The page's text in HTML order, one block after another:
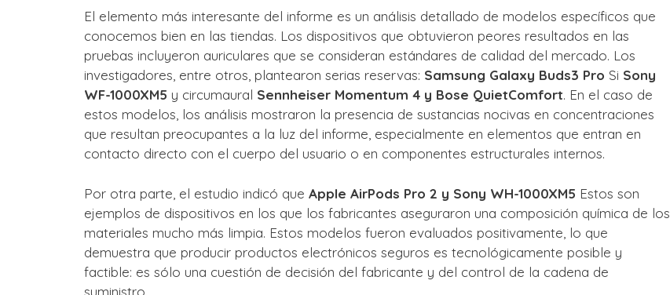
El elemento más interesante del informe es un análisis detallado de modelos específicos que
conocemos bien en las tiendas. Los dispositivos que obtuvieron peores resultados en las
pruebas incluyeron auriculares que se consideran estándares de calidad del mercado. Los
investigadores, entre otros, plantearon serias reservas: Samsung Galaxy Buds3 Pro Si Sony
WF-1000XM5 y circumaural Sennheiser Momentum 4 y Bose QuietComfort. En el caso de
estos modelos, los análisis mostraron la presencia de sustancias nocivas en concentraciones
que resultan preocupantes a la luz del informe, especialmente en elementos que entran en
contacto directo con el cuerpo del usuario o en componentes estructurales internos.
Por otra parte, el estudio indicó que Apple AirPods Pro 2 y Sony WH-1000XM5 Estos son
ejemplos de dispositivos en los que los fabricantes aseguraron una composición química de los
materiales mucho más limpia. Estos modelos fueron evaluados positivamente, lo que
demuestra que producir productos electrónicos seguros es tecnológicamente posible y
factible: es sólo una cuestión de decisión del fabricante y del control de la cadena de
suministro.